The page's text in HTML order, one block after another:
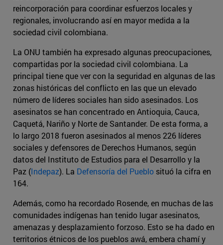
reincorporación para coordinar esfuerzos locales y
regionales, involucrando así en mayor medida a la
sociedad civil colombiana.
La ONU también ha expresado algunas preocupaciones,
compartidas por la sociedad civil colombiana. La
principal tiene que ver con la seguridad en algunas de las
zonas históricas del conflicto en las que un elevado
número de líderes sociales han sido asesinados. Los
asesinatos se han concentrado en Antioquia, Cauca,
Caquetá, Nariño y Norte de Santander. De esta forma, a
lo largo 2018 fueron asesinados al menos 226 líderes
sociales y defensores de Derechos Humanos, según
datos del Instituto de Estudios para el Desarrollo y la
Paz (Indepaz). La Defensoría del Pueblo situó la cifra en
164.
Además, como ha recordado Rosende, en muchas de las
comunidades indígenas han tenido lugar asesinatos,
amenazas y desplazamiento forzoso. Esto se ha dado en
territorios étnicos de los pueblos awá, embera chamí y